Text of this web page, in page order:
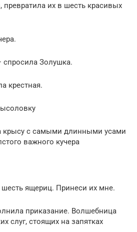
их в шесть красивых
Золушка.
крестная.
крысу с самыми длинными усами
важного кучера
ящериц. Принеси их мне.
приказание. Волшебница
слуг, стоящих на запятках